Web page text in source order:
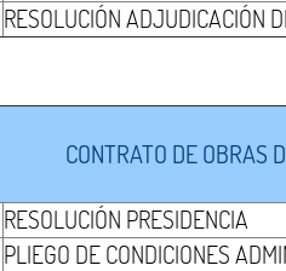
RESOLUCIÓN ADJUDICACIÓN
CONTRATO DE OBRAS
RESOLUCIÓN PRESIDENCIA
PLIEGO DE CONDICIONES